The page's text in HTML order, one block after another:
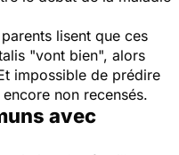
lisent que ces
"vont bien", alors
impossible de prédire
non recensés.
avec